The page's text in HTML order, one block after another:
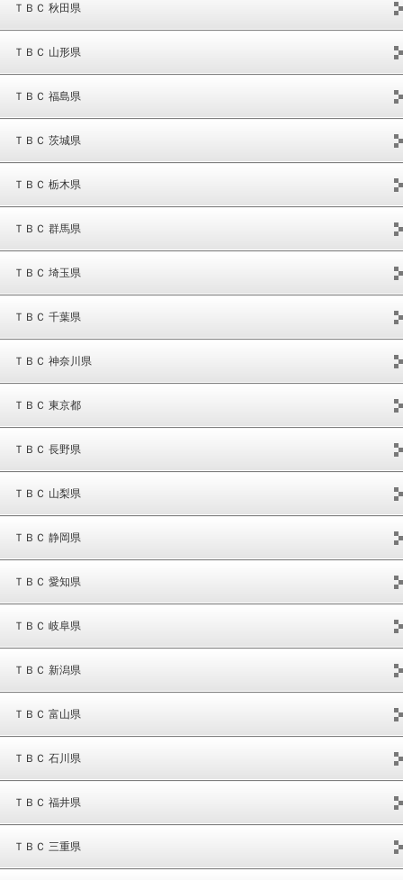
ＴＢＣ 秋田県
ＴＢＣ 山形県
ＴＢＣ 福島県
ＴＢＣ 茨城県
ＴＢＣ 栃木県
ＴＢＣ 群馬県
ＴＢＣ 埼玉県
ＴＢＣ 千葉県
ＴＢＣ 神奈川県
ＴＢＣ 東京都
ＴＢＣ 長野県
ＴＢＣ 山梨県
ＴＢＣ 静岡県
ＴＢＣ 愛知県
ＴＢＣ 岐阜県
ＴＢＣ 新潟県
ＴＢＣ 富山県
ＴＢＣ 石川県
ＴＢＣ 福井県
ＴＢＣ 三重県